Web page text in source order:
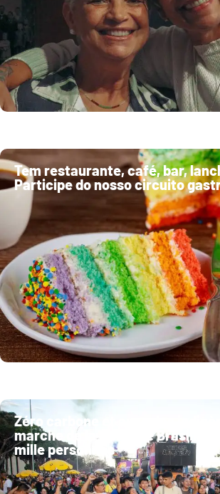
Tem restaurante, café, bar,
Participe do nosso circuito
Zéro carbone et avec des
marche de la fierté de Brasilia
mille personnes